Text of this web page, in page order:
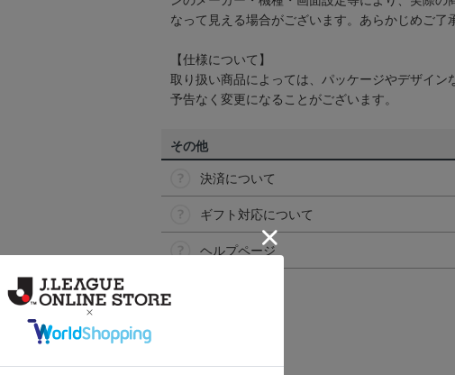
なって見える場合がございます。あらかじめご了
【仕様について】
取り扱い商品によっては、パッケージやデザイン
予告なく変更になることがございます。
その他
決済について
ギフト対応について
ヘルプページ